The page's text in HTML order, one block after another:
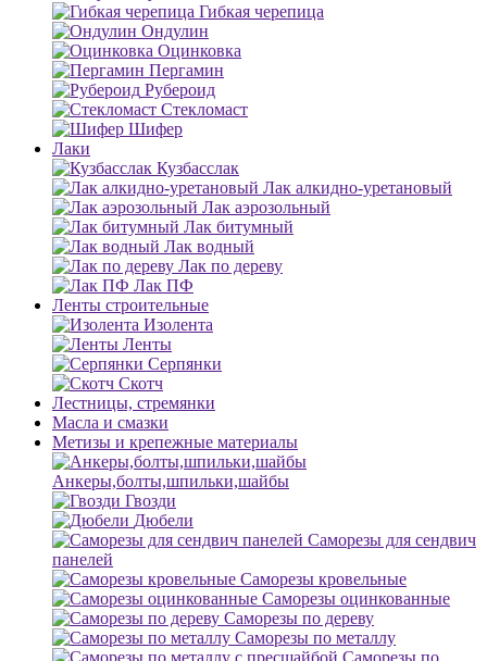
Гибкая черепица
Ондулин
Оцинковка
Пергамин
Рубероид
Стекломаст
Шифер
Лаки
Кузбасслак
Лак алкидно-уретановый
Лак аэрозольный
Лак битумный
Лак водный
Лак по дереву
Лак ПФ
Ленты строительные
Изолента
Ленты
Серпянки
Скотч
Лестницы, стремянки
Масла и смазки
Метизы и крепежные материалы
Анкеры,болты,шпильки,шайбы
Гвозди
Дюбели
Саморезы для сендвич
панелей
Саморезы кровельные
Саморезы оцинкованные
Саморезы по дереву
Саморезы по металлу
Саморезы по